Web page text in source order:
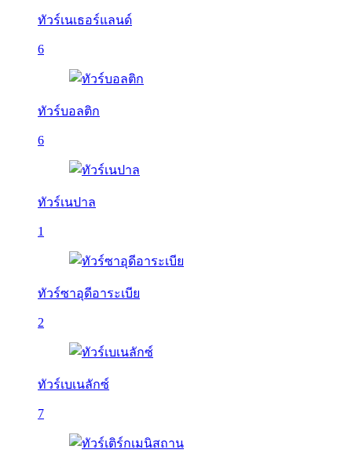
ทัวร์เนเธอร์แลนด์
6
ทัวร์บอลติก
6
ทัวร์เนปาล
1
ทัวร์ซาอุดีอาระเบีย
2
ทัวร์เบเนลักซ์
7